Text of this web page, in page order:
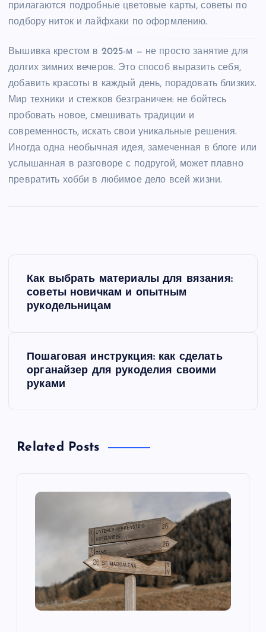
прилагаются подробные цветовые карты, советы по
подбору ниток и лайфхаки по оформлению.
Вышивка крестом в 2025-м — не просто занятие для
долгих зимних вечеров. Это способ выразить себя,
добавить красоты в каждый день, порадовать близких.
Мир техники и стежков безграничен: не бойтесь
пробовать новое, смешивать традиции и
современность, искать свои уникальные решения.
Иногда одна необычная идея, замеченная в блоге или
услышанная в разговоре с подругой, может плавно
превратить хобби в любимое дело всей жизни.
ц
Как выбрать материалы для вязания:
советы новичкам и опытным
рукодельницам
Пошаговая инструкция: как сделать
органайзер для рукоделия своими
руками
Related Posts